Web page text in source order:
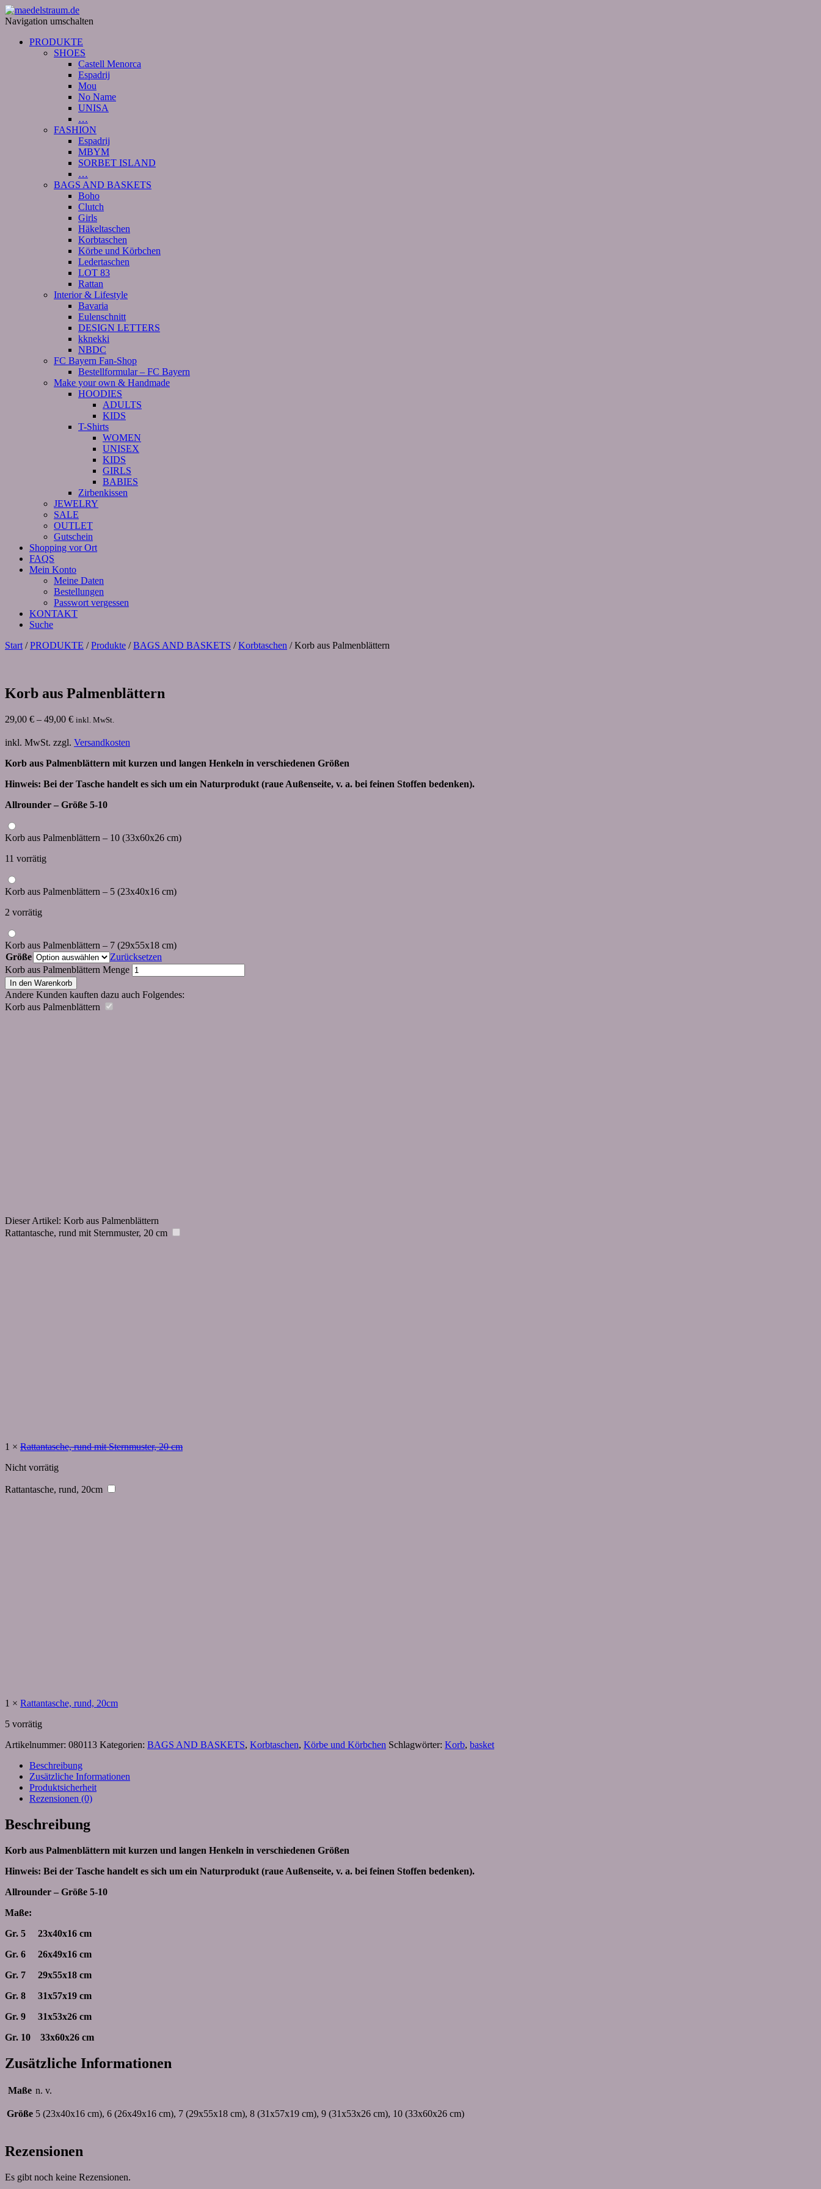
Navigation umschalten
PRODUKTE
SHOES
Castell Menorca
Espadrij
Mou
No Name
UNISA
…
FASHION
Espadrij
MBYM
SORBET ISLAND
…
BAGS AND BASKETS
Boho
Clutch
Girls
Häkeltaschen
Korbtaschen
Körbe und Körbchen
Ledertaschen
LOT 83
Rattan
Interior & Lifestyle
Bavaria
Eulenschnitt
DESIGN LETTERS
kknekki
NBDC
FC Bayern Fan-Shop
Bestellformular – FC Bayern
Make your own & Handmade
HOODIES
ADULTS
KIDS
T-Shirts
WOMEN
UNISEX
KIDS
GIRLS
BABIES
Zirbenkissen
JEWELRY
SALE
OUTLET
Gutschein
Shopping vor Ort
FAQS
Mein Konto
Meine Daten
Bestellungen
Passwort vergessen
KONTAKT
Suche
Start /PRODUKTE /Produkte /BAGS AND BASKETS /Korbtaschen / Korb aus Palmenblättern
Korb aus Palmenblättern
29,00 € – 49,00 € inkl. MwSt.
inkl. MwSt. zzgl. Versandkosten
Korb aus Palmenblättern mit kurzen und langen Henkeln in verschiedenen Größen
Hinweis: Bei der Tasche handelt es sich um ein Naturprodukt (raue Außenseite, v. a. bei feinen Stoffen bedenken).
Allrounder – Größe 5-10
Korb aus Palmenblättern – 10 (33x60x26 cm)
11 vorrätig
Korb aus Palmenblättern – 5 (23x40x16 cm)
2 vorrätig
Korb aus Palmenblättern – 7 (29x55x18 cm)
Größe
Zurücksetzen
Korb aus Palmenblättern Menge
In den Warenkorb
Andere Kunden kauften dazu auch Folgendes:
Korb aus Palmenblättern
Dieser Artikel: Korb aus Palmenblättern
Rattantasche, rund mit Sternmuster, 20 cm
1 × Rattantasche, rund mit Sternmuster, 20 cm
Nicht vorrätig
Rattantasche, rund, 20cm
1 × Rattantasche, rund, 20cm
5 vorrätig
Artikelnummer: 080113 Kategorien: BAGS AND BASKETS, Korbtaschen, Körbe und Körbchen Schlagwörter: Korb, basket
Beschreibung
Zusätzliche Informationen
Produktsicherheit
Rezensionen (0)
Beschreibung
Korb aus Palmenblättern mit kurzen und langen Henkeln in verschiedenen Größen
Hinweis: Bei der Tasche handelt es sich um ein Naturprodukt (raue Außenseite, v. a. bei feinen Stoffen bedenken).
Allrounder – Größe 5-10
Maße:
Gr. 5 23x40x16 cm
Gr. 6 26x49x16 cm
Gr. 7 29x55x18 cm
Gr. 8 31x57x19 cm
Gr. 9 31x53x26 cm
Gr. 10 33x60x26 cm
Zusätzliche Informationen
Maße n. v.
Größe 5 (23x40x16 cm), 6 (26x49x16 cm), 7 (29x55x18 cm), 8 (31x57x19 cm), 9 (31x53x26 cm), 10 (33x60x26 cm)
Rezensionen
Es gibt noch keine Rezensionen.